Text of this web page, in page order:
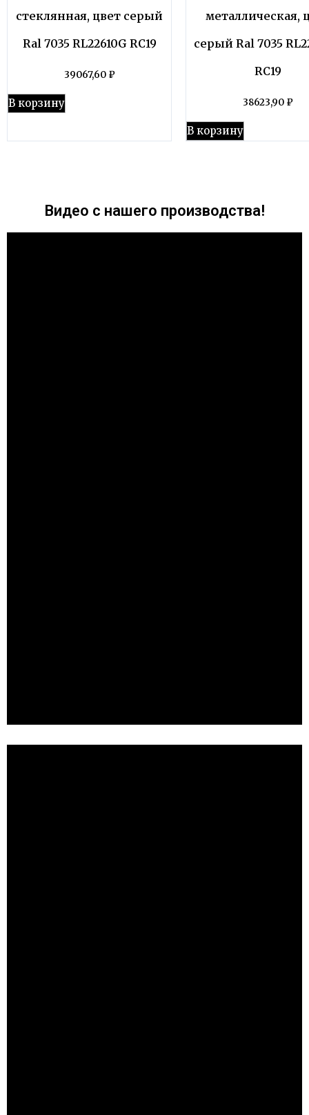
стеклянная, цвет серый
Ral 7035 RL22610G RC19
39067,60 ₽
В корзину
металлическая,
серый Ral 7035
RC19
38623,90 ₽
В корзину
Видео с нашего производства!